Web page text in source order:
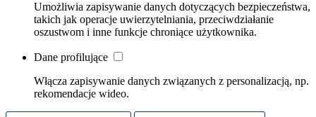
Umożliwia zapisywanie danych dotyczących bezpieczeństwa,
takich jak operacje uwierzytelniania, przeciwdziałanie
oszustwom i inne funkcje chroniące użytkownika.
Dane profilujące
Włącza zapisywanie danych związanych z personalizacją, np.
rekomendacje wideo.